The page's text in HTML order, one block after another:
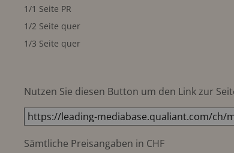
1/1 Seite PR
1/2 Seite quer
1/3 Seite quer
Nutzen Sie diesen Button um den Link zur
Sämtliche Preisangaben in CHF